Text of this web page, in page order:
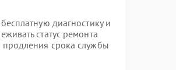
диагностику и
статус ремонта
продления срока службы